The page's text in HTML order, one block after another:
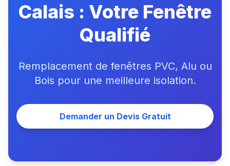
Calais : Votre Fenêtre
Qualifié
Remplacement de fenêtres PVC, Alu ou
Bois pour une meilleure isolation.
Demander un Devis Gratuit